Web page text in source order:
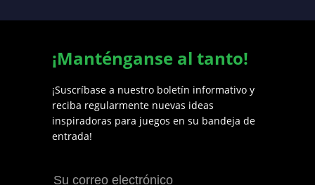
¡Manténganse al tanto!
¡Suscríbase a nuestro boletín informativo y
reciba regularmente nuevas ideas
inspiradoras para juegos en su bandeja de
entrada!